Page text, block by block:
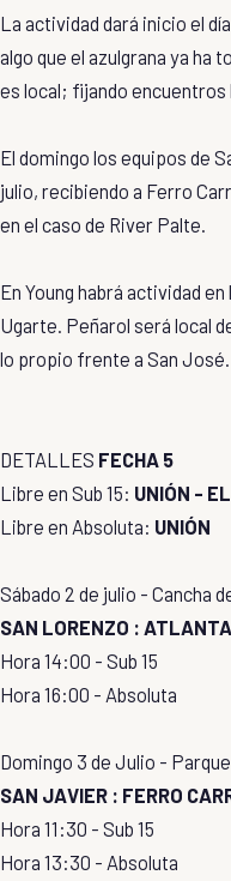
La actividad dará inicio el
algo que el azulgrana ya ha
es local; fijando encuentros
El domingo los equipos de
julio, recibiendo a Ferro
en el caso de River Palte.
En Young habrá actividad
Ugarte. Peñarol será local
lo propio frente a San José.
DETALLES FECHA 5
Libre en Sub 15: UNIÓN -
Libre en Absoluta: UNIÓN
Sábado 2 de julio - Cancha
SAN LORENZO : ATLANTA
Hora 14:00 - Sub 15
Hora 16:00 - Absoluta
Domingo 3 de Julio -
SAN JAVIER : FERRO
Hora 11:30 - Sub 15
Hora 13:30 - Absoluta